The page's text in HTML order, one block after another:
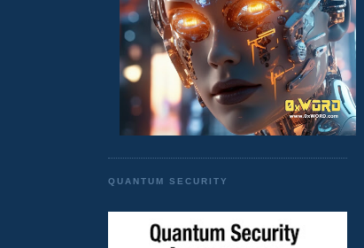
QUANTUM SECURITY